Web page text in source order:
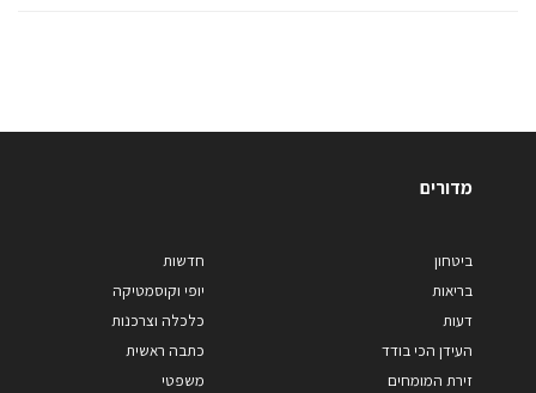
מדורים
ביטחון
בריאות
דעות
העידן הכי בודד
זירת המומחים
חדשות
יופי וקוסמטיקה
כלכלה וצרכנות
כתבה ראשית
משפטי